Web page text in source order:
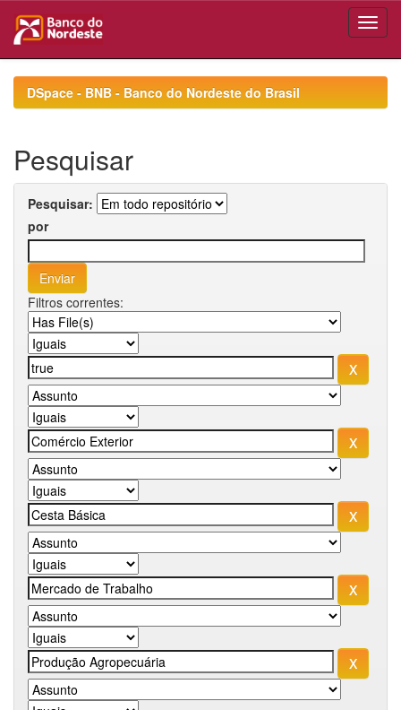
navigationDSpace - BNB - Banco do Nordeste do Brasil
Pesquisar
Pesquisar:
por
Filtros correntes: